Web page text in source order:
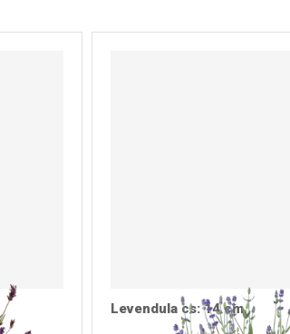
Levendula cs: 14 cm